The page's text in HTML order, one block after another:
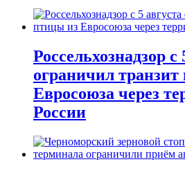
Россельхознадзор с
ограничил
Евросоюза через
России